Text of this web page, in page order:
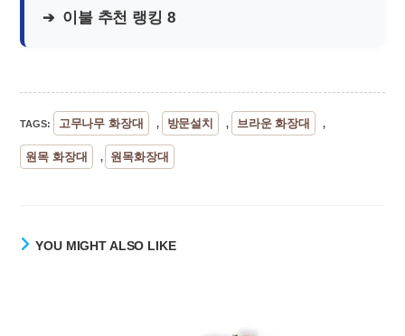
이불 추천 랭킹 8
TAGS: 고무나무 화장대 , 방문설치 , 브라운 화장대 ,
원목 화장대 , 원목화장대
YOU MIGHT ALSO LIKE